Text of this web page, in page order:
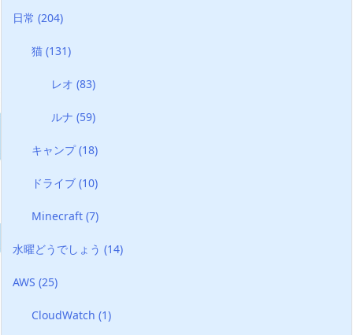
日常 (204)
猫(131)
レオ (83)
ルナ (59)
キャンプ(18)
ドライブ(10)
Minecraft(7)
水曜どうでしょう (14)
AWS (25)
CloudWatch(1)